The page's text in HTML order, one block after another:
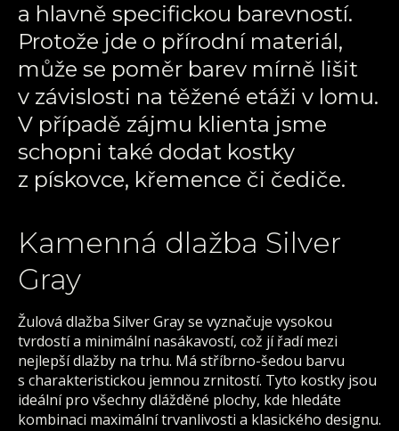
a hlavně specifickou barevností.
Protože jde o přírodní materiál,
může se poměr barev mírně lišit
v závislosti na těžené etáži v lomu.
V případě zájmu klienta jsme
schopni také dodat kostky
z pískovce, křemence či čediče.
Kamenná dlažba Silver
Gray
Žulová dlažba Silver Gray se vyznačuje vysokou
tvrdostí a minimální nasákavostí, což jí řadí mezi
nejlepší dlažby na trhu. Má stříbrno-šedou barvu
s charakteristickou jemnou zrnitostí. Tyto kostky jsou
ideální pro všechny dlážděné plochy, kde hledáte
kombinaci maximální trvanlivosti a klasického designu.